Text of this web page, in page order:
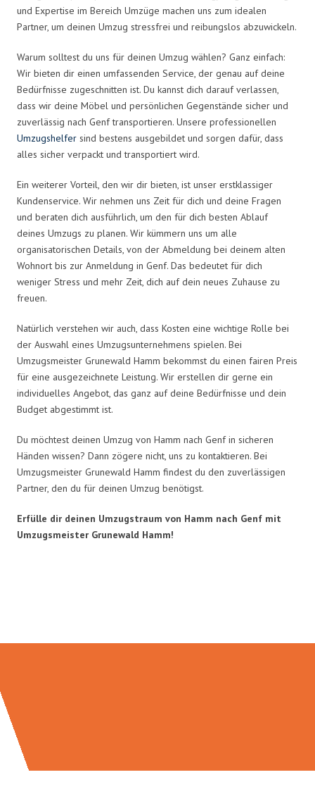
und Expertise im Bereich Umzüge machen uns zum idealen
Partner, um deinen Umzug stressfrei und reibungslos abzuwickeln.
Warum solltest du uns für deinen Umzug wählen? Ganz einfach:
Wir bieten dir einen umfassenden Service, der genau auf deine
Bedürfnisse zugeschnitten ist. Du kannst dich darauf verlassen,
dass wir deine Möbel und persönlichen Gegenstände sicher und
zuverlässig nach Genf transportieren. Unsere professionellen
Umzugshelfer sind bestens ausgebildet und sorgen dafür, dass
alles sicher verpackt und transportiert wird.
Ein weiterer Vorteil, den wir dir bieten, ist unser erstklassiger
Kundenservice. Wir nehmen uns Zeit für dich und deine Fragen
und beraten dich ausführlich, um den für dich besten Ablauf
deines Umzugs zu planen. Wir kümmern uns um alle
organisatorischen Details, von der Abmeldung bei deinem alten
Wohnort bis zur Anmeldung in Genf. Das bedeutet für dich
weniger Stress und mehr Zeit, dich auf dein neues Zuhause zu
freuen.
Natürlich verstehen wir auch, dass Kosten eine wichtige Rolle bei
der Auswahl eines Umzugsunternehmens spielen. Bei
Umzugsmeister Grunewald Hamm bekommst du einen fairen Preis
für eine ausgezeichnete Leistung. Wir erstellen dir gerne ein
individuelles Angebot, das ganz auf deine Bedürfnisse und dein
Budget abgestimmt ist.
Du möchtest deinen Umzug von Hamm nach Genf in sicheren
Händen wissen? Dann zögere nicht, uns zu kontaktieren. Bei
Umzugsmeister Grunewald Hamm findest du den zuverlässigen
Partner, den du für deinen Umzug benötigst.
Erfülle dir deinen Umzugstraum von Hamm nach Genf mit
Umzugsmeister Grunewald Hamm!